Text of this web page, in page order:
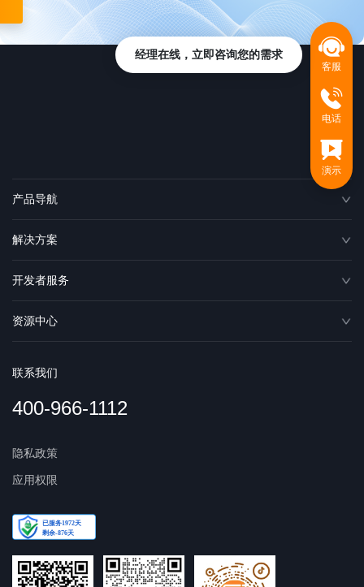
产品导航
解决方案
开发者服务
资源中心
联系我们
400-966-1112
隐私政策
应用权限
客服
电话
演示
经理在线，立即咨询您的需求